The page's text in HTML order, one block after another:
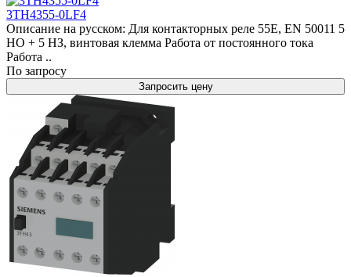
3TH4355-0LF4
Описание на русском: Для контакторных реле 55E, EN 50011 5
НО + 5 НЗ, винтовая клемма Работа от постоянного тока
Работа ..
По запросу
Запросить цену